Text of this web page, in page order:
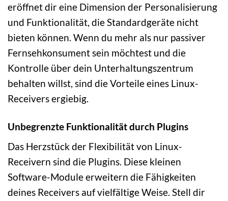
eröffnet dir eine Dimension der Personalisierung
und Funktionalität, die Standardgeräte nicht
bieten können. Wenn du mehr als nur passiver
Fernsehkonsument sein möchtest und die
Kontrolle über dein Unterhaltungszentrum
behalten willst, sind die Vorteile eines Linux-
Receivers ergiebig.
Unbegrenzte Funktionalität durch Plugins
Das Herzstück der Flexibilität von Linux-
Receivern sind die Plugins. Diese kleinen
Software-Module erweitern die Fähigkeiten
deines Receivers auf vielfältige Weise. Stell dir